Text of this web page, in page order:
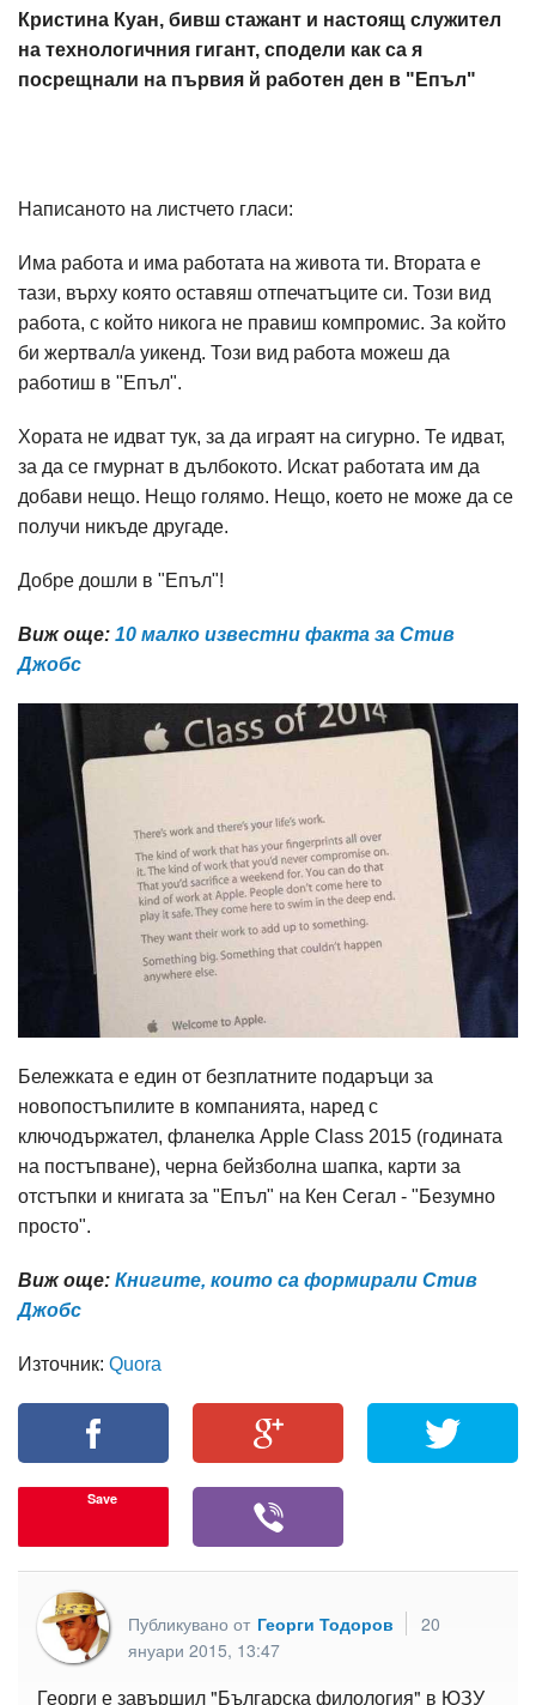
Кристина Куан, бивш стажант и настоящ служител
на технологичния гигант, сподели как са я
посрещнали на първия й работен ден в "Епъл"
Написаното на листчето гласи:
Има работа и има работата на живота ти. Втората е
тази, върху която оставяш отпечатъците си. Този вид
работа, с който никога не правиш компромис. За който
би жертвал/а уикенд. Този вид работа можеш да
работиш в "Епъл".
Хората не идват тук, за да играят на сигурно. Те идват,
за да се гмурнат в дълбокото. Искат работата им да
добави нещо. Нещо голямо. Нещо, което не може да се
получи никъде другаде.
Добре дошли в "Епъл"!
Виж още: 10 малко известни факта за Стив
Джобс
Бележката е един от безплатните подаръци за
новопостъпилите в компанията, наред с
ключодържател, фланелка Аpple Class 2015 (годината
на постъпване), черна бейзболна шапка, карти за
отстъпки и книгата за "Епъл" на Кен Сегал - "Безумно
просто".
Виж още: Книгите, които са формирали Стив
Джобс
Източник: Quora
Save
Публикувано от Георги Тодоров
20
януари 2015, 13:47
Георги е завършил "Българска филология" в ЮЗУ